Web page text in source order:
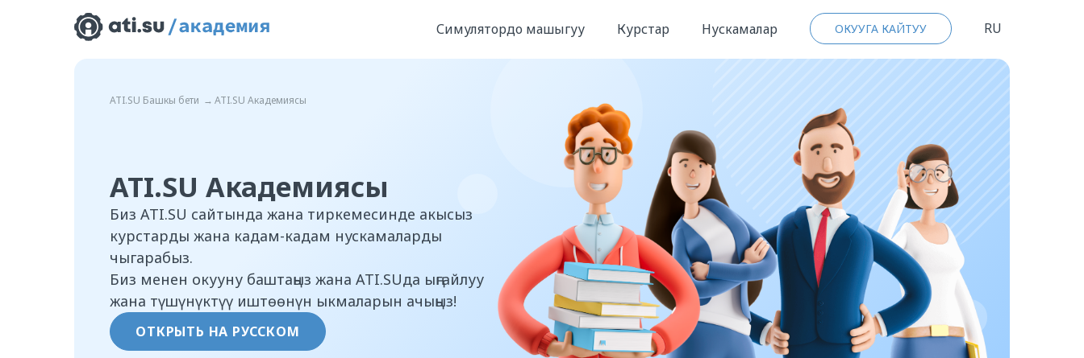
Симулятордо машыгуу Курстар Нускамалар ОКУУГА КАЙТУУ RU
ATI.SU Башкы бети → ATI.SU Академиясы
ATI.SU Академиясы
Биз ATI.SU сайтында жана тиркемесинде акысыз
курстарды жана кадам-кадам нускамаларды
чыгарабыз.
Биз менен окууну баштаңыз жана ATI.SUда ыңгайлуу
жана түшүнүктүү иштөөнүн ыкмаларын ачыңыз!
ОТКРЫТЬ НА РУССКОМ